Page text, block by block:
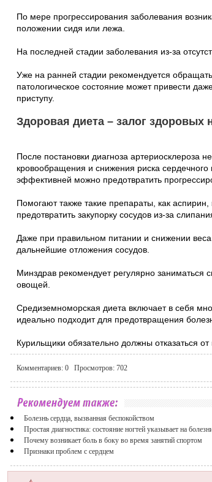
По мере прогрессирования заболевания
положении сидя или лежа.
На последней стадии заболевания из-за
Уже на ранней стадии рекомендуется
патологическое состояние может привести
приступу.
Здоровая диета – залог здоровых
После постановки диагноза артериосклероза
кровообращения и снижения риска
эффективней можно предотвратить
Помогают также такие препараты, как
предотвратить закупорку сосудов из-за
Даже при правильном питании и снижении
дальнейшие отложения сосудов.
Минздрав рекомендует регулярно
овощей.
Средиземноморская диета включает в себя
идеально подходит для предотвращения
Курильщики обязательно должны отказаться от
Комментариев: 0 Просмотров: 702
Болезнь сердца, вызванная беспокойством
Простая диагностика: состояние ногтей указывает на
Почему возникает боль в боку во время занятий спортом
Признаки проблем с сердцем